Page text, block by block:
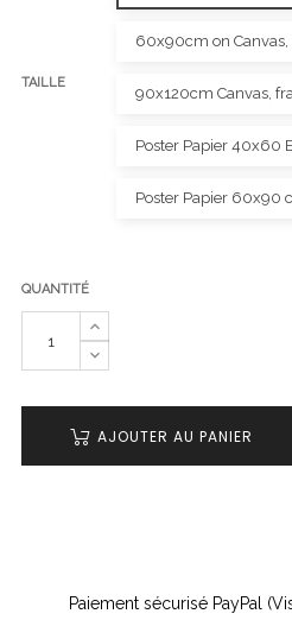
TAILLE
60x90cm on Canvas,
90x120cm Canvas,
Poster Papier 40x60
Poster Papier 60x90
QUANTITÉ
AJOUTER AU PANIER
Paiement sécurisé PayPal